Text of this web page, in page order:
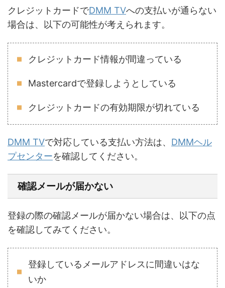
クレジットカードでDMM TVへの支払いが通らない
場合は、以下の可能性が考えられます。
クレジットカード情報が間違っている
Mastercardで登録しようとしている
クレジットカードの有効期限が切れている
DMM TVで対応している支払い方法は、 DMMヘル
プセンターを確認してください。
確認メールが届かない
登録の際の確認メールが届かない場合は、以下の点
を確認してみてください。
登録しているメールアドレスに間違いはな
いか